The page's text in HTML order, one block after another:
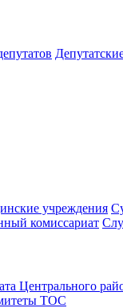
учреждения
комиссариат
Центрального
ТОС